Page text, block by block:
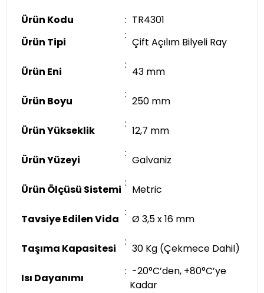
Ürün Kodu : TR4301
Ürün Tipi
:
Çift Açılım Bilyeli Ray
Ürün Eni
:
43 mm
Ürün Boyu
:
250 mm
Ürün Yükseklik
:
12,7 mm
Ürün Yüzeyi
:
Galvaniz
Ürün Ölçüsü Sistemi
:
Metric
Tavsiye Edilen Vida
:
Ø 3,5 x 16 mm
Taşıma Kapasitesi
:
30 Kg (Çekmece Dahil)
Isı Dayanımı
: -20°C’den, +80°C’ye
Kadar